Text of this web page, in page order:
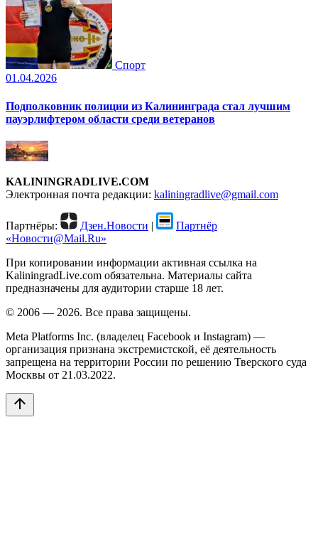
Спорт
01.04.2026
Подполковник полиции из Калининграда стал лучшим
пауэрлифтером области среди ветеранов
KALININGRADLIVE.COM
Электронная почта редакции: kaliningradlive@gmail.com
Партнёры: Дзен.Новости |
Партнёр
«Новости@Mail.Ru»
При копировании информации активная ссылка на
KaliningradLive.com обязательна. Материалы сайта
предназначены для аудитории старше 18 лет.
© 2006 — 2026. Все права защищены.
Meta Platforms Inc. (владелец Facebook и Instagram) —
организация признана экстремистской, её деятельность
запрещена на территории России по решению Тверского суда
Москвы от 21.03.2022.
arrow_upward